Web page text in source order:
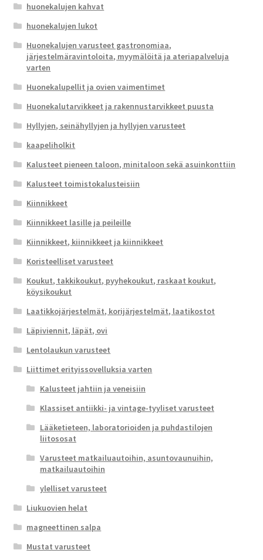
huonekalujen kahvat
huonekalujen lukot
Huonekalujen varusteet gastronomiaa,
järjestelmäravintoloita, myymälöitä ja ateriapalveluja
varten
Huonekalupellit ja ovien vaimentimet
Huonekalutarvikkeet ja rakennustarvikkeet puusta
Hyllyjen, seinähyllyjen ja hyllyjen varusteet
kaapeliholkit
Kalusteet pieneen taloon, minitaloon sekä asuinkonttiin
Kalusteet toimistokalusteisiin
Kiinnikkeet
Kiinnikkeet lasille ja peileille
Kiinnikkeet, kiinnikkeet ja kiinnikkeet
Koristeelliset varusteet
Koukut, takkikoukut, pyyhekoukut, raskaat koukut,
köysikoukut
Laatikkojärjestelmät, korijärjestelmät, laatikostot
Läpiviennit, läpät, ovi
Lentolaukun varusteet
Liittimet erityissovelluksia varten
Kalusteet jahtiin ja veneisiin
Klassiset antiikki- ja vintage-tyyliset varusteet
Lääketieteen, laboratorioiden ja puhdastilojen
liitososat
Varusteet matkailuautoihin, asuntovaunuihin,
matkailuautoihin
ylelliset varusteet
Liukuovien helat
magneettinen salpa
Mustat varusteet